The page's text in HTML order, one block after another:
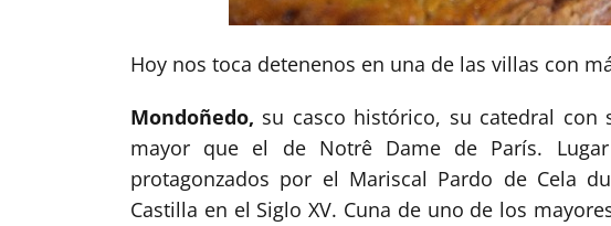
Hoy nos toca detenenos en una de las villas con
Mondoñedo, su casco histórico, su catedral
mayor que el de Notrê Dame de París.
protagonzados por el Mariscal Pardo de Cela
Castilla en el Siglo XV. Cuna de uno de los